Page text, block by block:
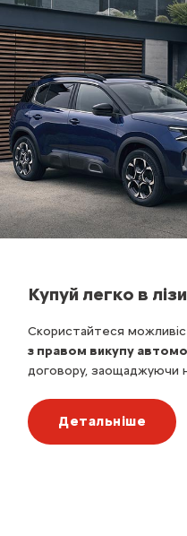
Купуй легко в
Скористайтеся
з правом викупу
договору, заощаджуючи
Детальніше